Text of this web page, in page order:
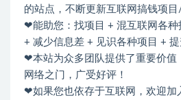
的站点，不断更新互联网搞钱项目
❤能助您：找项目 + 混互联网各种
+ 减少信息差 + 见识各种项目 + 提
❤本站为众多团队提供了重要价值
网络之门，广受好评！
❤如果您也依存于互联网，欢迎加